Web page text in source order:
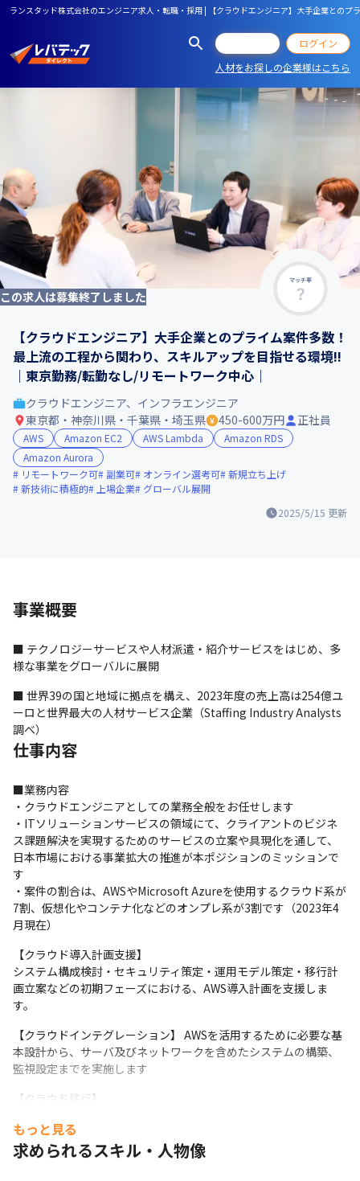
ランスタッド株式会社のエンジニア求人・転職・採用 | 【クラウドエンジニア】大手企業との
ログイン
人材をお探しの企業様はこちら
マッチ率
この求人は募集終了しました
【クラウドエンジニア】大手企業とのプライム案件多数！
最上流の工程から関わり、スキルアップを目指せる環境!!
｜東京勤務/転勤なし/リモートワーク中心｜
2025/5/15 更新
クラウドエンジニア、インフラエンジニア
東京都・神奈川県・千葉県・埼玉県
450-600万円 正社員
AWS Amazon EC2 AWS Lambda
Amazon RDS
Amazon Aurora
リモートワーク可
副業可 オンライン選考可 新規立ち上げ
新技術に積極的
上場企業 グローバル展開
事業概要
■ テクノロジーサービスや人材派遣・紹介サービスをはじめ、多
様な事業をグローバルに展開
■ 世界39の国と地域に拠点を構え、2023年度の売上高は254億ユ
ーロと世界最大の人材サービス企業（Staffing Industry Analysts
調べ）
仕事内容
■業務内容
・クラウドエンジニアとしての業務全般をお任せします
・ITソリューションサービスの領域にて、クライアントのビジネ
ス課題解決を実現するためのサービスの立案や具現化を通して、
日本市場における事業拡大の推進が本ポジションのミッションで
す
・案件の割合は、AWSやMicrosoft Azureを使用するクラウド系が
7割、仮想化やコンテナ化などのオンプレ系が3割です（2023年4
月現在）
【クラウド導入計画支援】
システム構成検討・セキュリティ策定・運用モデル策定・移行計
画立案などの初期フェーズにおける、AWS導入計画を支援しま
す。
【クラウドインテグレーション】 AWSを活用するために必要な基
本設計から、サーバ及びネットワークを含めたシステムの構築、
監視設定までを実施します
【クラウド移行】
課題」「設計/作業の課題」を解決し、システム移行を支援します
【その他】
もっと見る
求められるスキル・人物像